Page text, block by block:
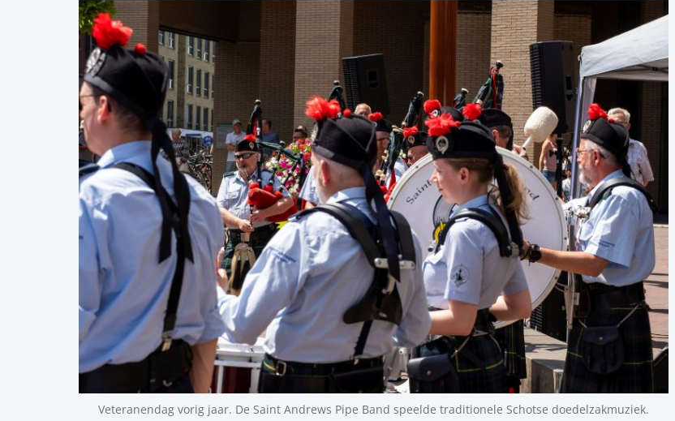
Veteranendag vorig jaar. De Saint Andrews Pipe Band speelde traditionele Schotse doedelzakmuziek.